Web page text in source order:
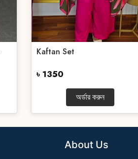
Kaftan Set
৳ 1350
অর্ডার করুন
About Us